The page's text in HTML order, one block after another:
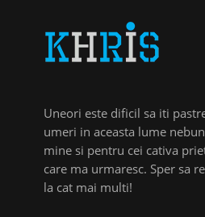
Uneori este dificil sa iti
umeri in aceasta lume
mine si pentru cei cativa
care ma urmaresc. Sper sa
la cat mai multi!